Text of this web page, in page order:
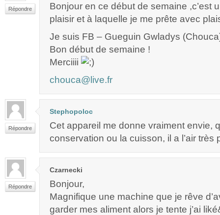
Répondre
Bonjour en ce début de semaine ,c’est
plaisir et à laquelle je me prête avec
Je suis FB – Gueguin Gwladys
Bon début de semaine !
Merciiii
chouca@live.fr
Répondre
Stephopoloc
Cet appareil me donne vraiment envie,
conservation ou la cuisson, il a l’air très
Répondre
Czarnecki
Bonjour,
Magnifique une machine que je rêve
garder mes aliment alors je tente j’ai